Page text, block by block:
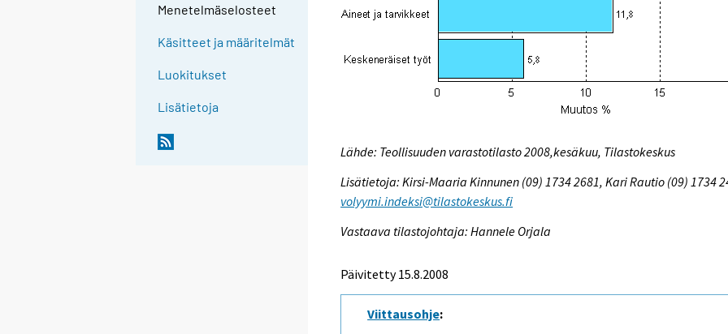
Menetelmäselosteet
Käsitteet ja määritelmät
Luokitukset
Lisätietoja
Lähde: Teollisuuden varastotilasto 2008,kesäkuu, Tilastokeskus
Lisätietoja: Kirsi-Maaria Kinnunen (09) 1734 2681, Kari Rautio (09) 1734
volyymi.indeksi@tilastokeskus.fi
Vastaava tilastojohtaja: Hannele Orjala
Päivitetty 15.8.2008
Viittausohje: